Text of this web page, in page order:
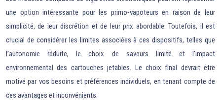
une option intéressante pour les primo-vapoteurs en raison de leur
simplicité, de leur discrétion et de leur prix abordable. Toutefois, il est
crucial de considérer les limites associées à ces dispositifs, telles que
l’autonomie réduite, le choix de saveurs limité et l’impact
environnemental des cartouches jetables. Le choix final devrait être
motivé par vos besoins et préférences individuels, en tenant compte de
ces avantages et inconvénients.